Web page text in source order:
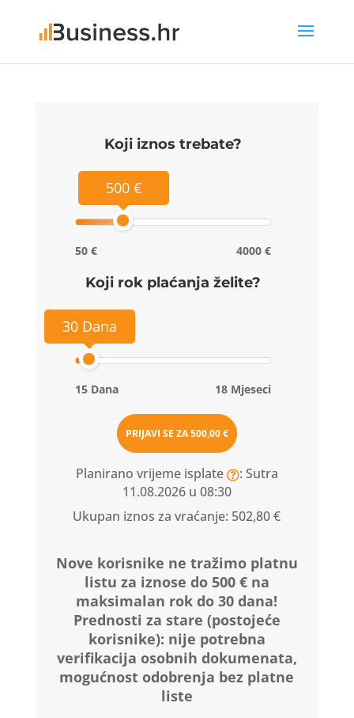
Koji iznos trebate?
500 €
50 € 4000 €
Koji rok plaćanja želite?
30 Dana
15 Dana 18 Mjeseci
PRIJAVI SE ZA500,00 €
Planirano vrijeme isplate
: Sutra
11.08.2026 u 08:30
Ukupan iznos za vraćanje: 502,80 €
Nove korisnike ne tražimo platnu
listu za iznose do 500 € na
maksimalan rok do 30 dana!
Prednosti za stare (postojeće
korisnike): nije potrebna
verifikacija osobnih dokumenata,
mogućnost odobrenja bez platne
liste